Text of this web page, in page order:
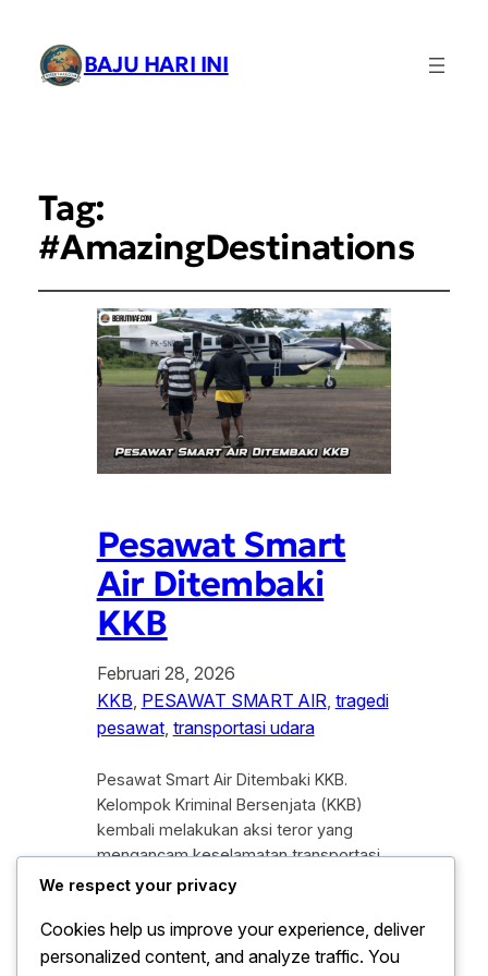
BAJU HARI INI
Tag:
#AmazingDestinations
Pesawat Smart
Air Ditembaki
KKB
Februari 28, 2026
KKB, PESAWAT SMART AIR, tragedi
pesawat, transportasi udara
Pesawat Smart Air Ditembaki KKB.
Kelompok Kriminal Bersenjata (KKB)
kembali melakukan aksi teror yang
mengancam keselamatan transportasi
udara di wilayah pegunungan Papua.
pesawat milik maskapai Smart Air
sedang melakukan prosedur
We respect your privacy
Cookies help us improve your experience, deliver
personalized content, and analyze traffic. You